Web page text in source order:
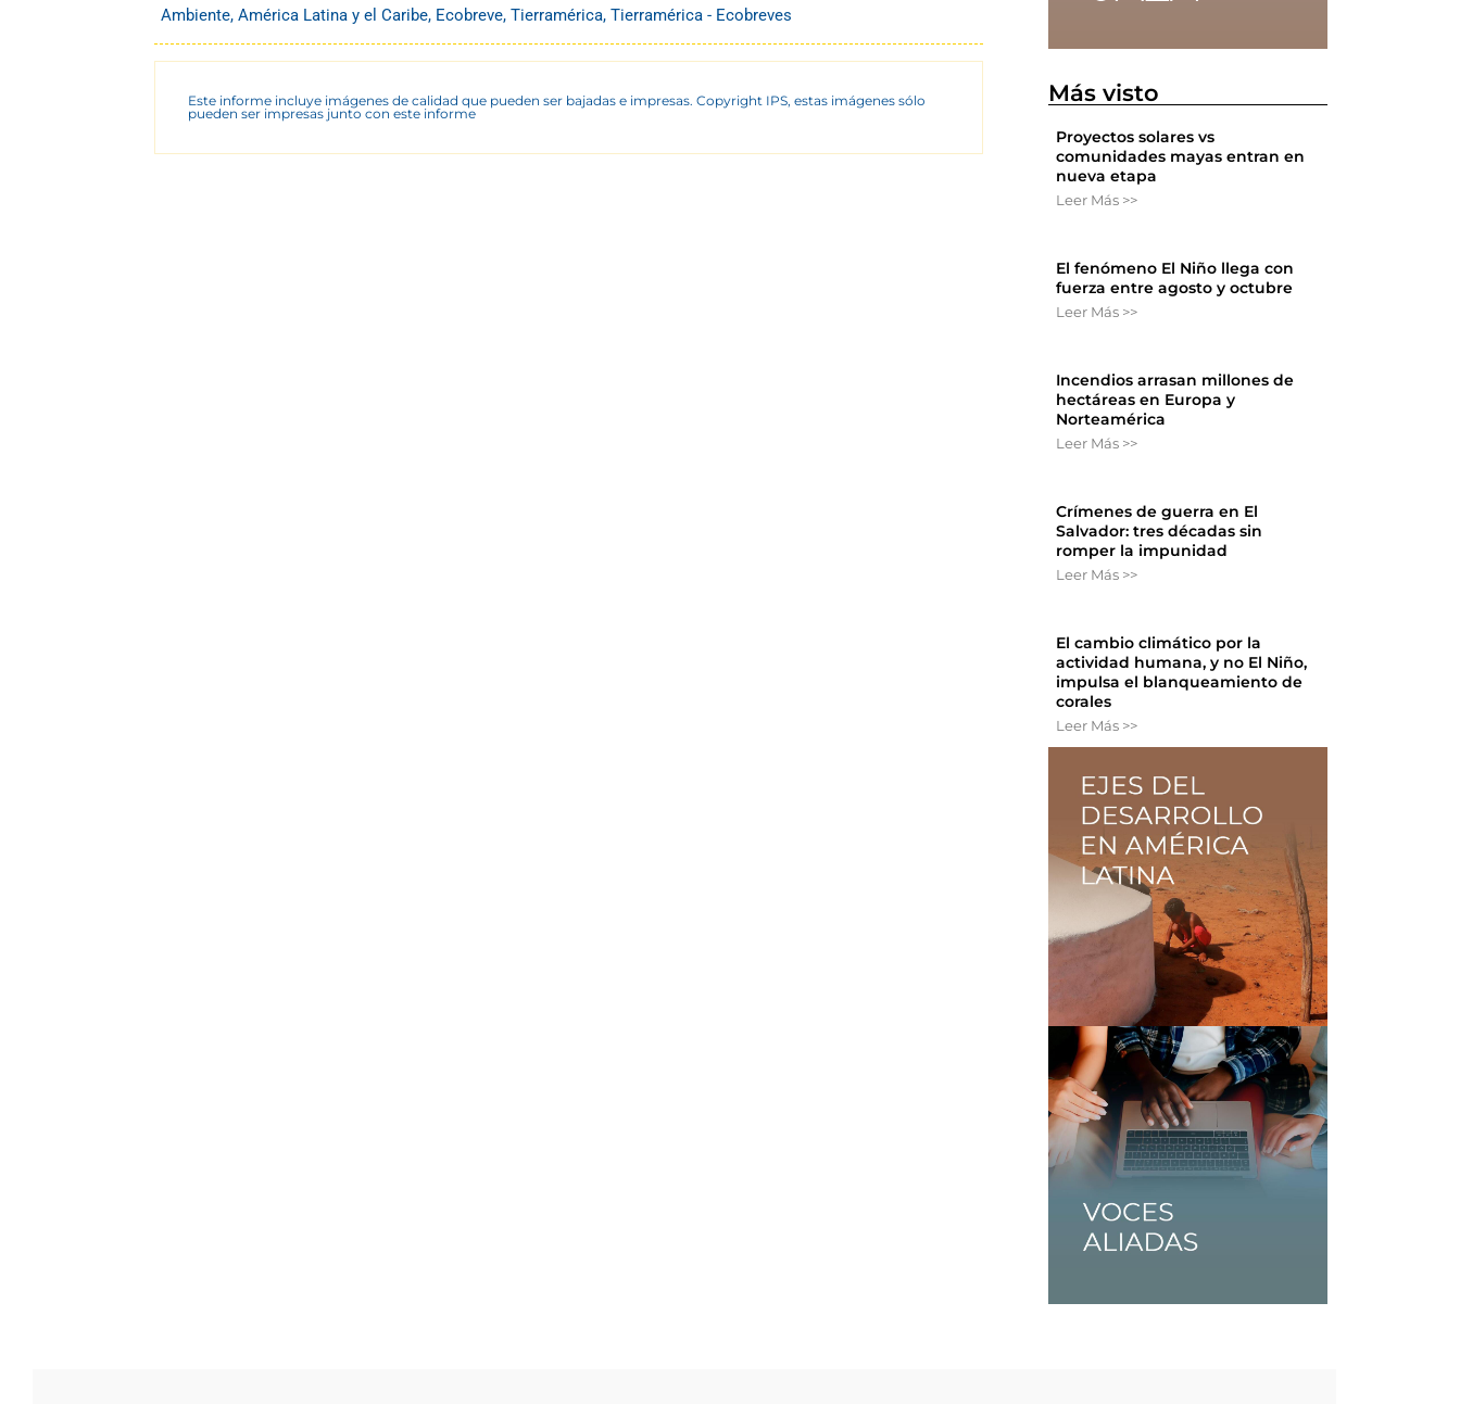
Ambiente, América Latina y el Caribe, Ecobreve, Tierramérica, Tierramérica - Ecobreves
Este informe incluye imágenes de calidad que pueden ser bajadas e impresas. Copyright IPS, estas imágenes sólo
pueden ser impresas junto con este informe
Más visto
Proyectos solares vs
comunidades mayas entran en
nueva etapa
Leer Más >>
El fenómeno El Niño llega con
fuerza entre agosto y octubre
Leer Más >>
Incendios arrasan millones de
hectáreas en Europa y
Norteamérica
Leer Más >>
Crímenes de guerra en El
Salvador: tres décadas sin
romper la impunidad
Leer Más >>
El cambio climático por la
actividad humana, y no El Niño,
impulsa el blanqueamiento de
corales
Leer Más >>